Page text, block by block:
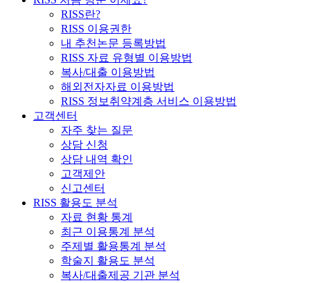
RISS란?
RISS 이용권한
내 추천논문 등록방법
RISS 자료 유형별 이용방법
복사/대출 이용방법
해외전자자료 이용방법
RISS 정보취약계층 서비스 이용방법
고객센터
자주 찾는 질문
상담 신청
상담 내역 확인
고객제안
신고센터
RISS 활용도 분석
자료 현황 통계
최근 이용통계 분석
주제별 활용통계 분석
학술지 활용도 분석
복사/대출제공 기관 분석